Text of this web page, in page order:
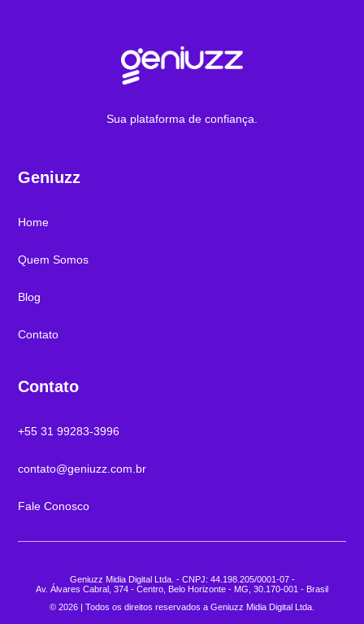
Sua plataforma de confiança.
Geniuzz
Home
Quem Somos
Blog
Contato
Contato
+55 31 99283-3996
contato@geniuzz.com.br
Fale Conosco
Geniuzz Midia Digital Ltda. - CNPJ: 44.198.205/0001-07 -
Av. Álvares Cabral, 374 - Centro, Belo Horizonte - MG, 30.170-001 - Brasil
© 2026 | Todos os direitos reservados a Geniuzz Midia Digital Ltda.